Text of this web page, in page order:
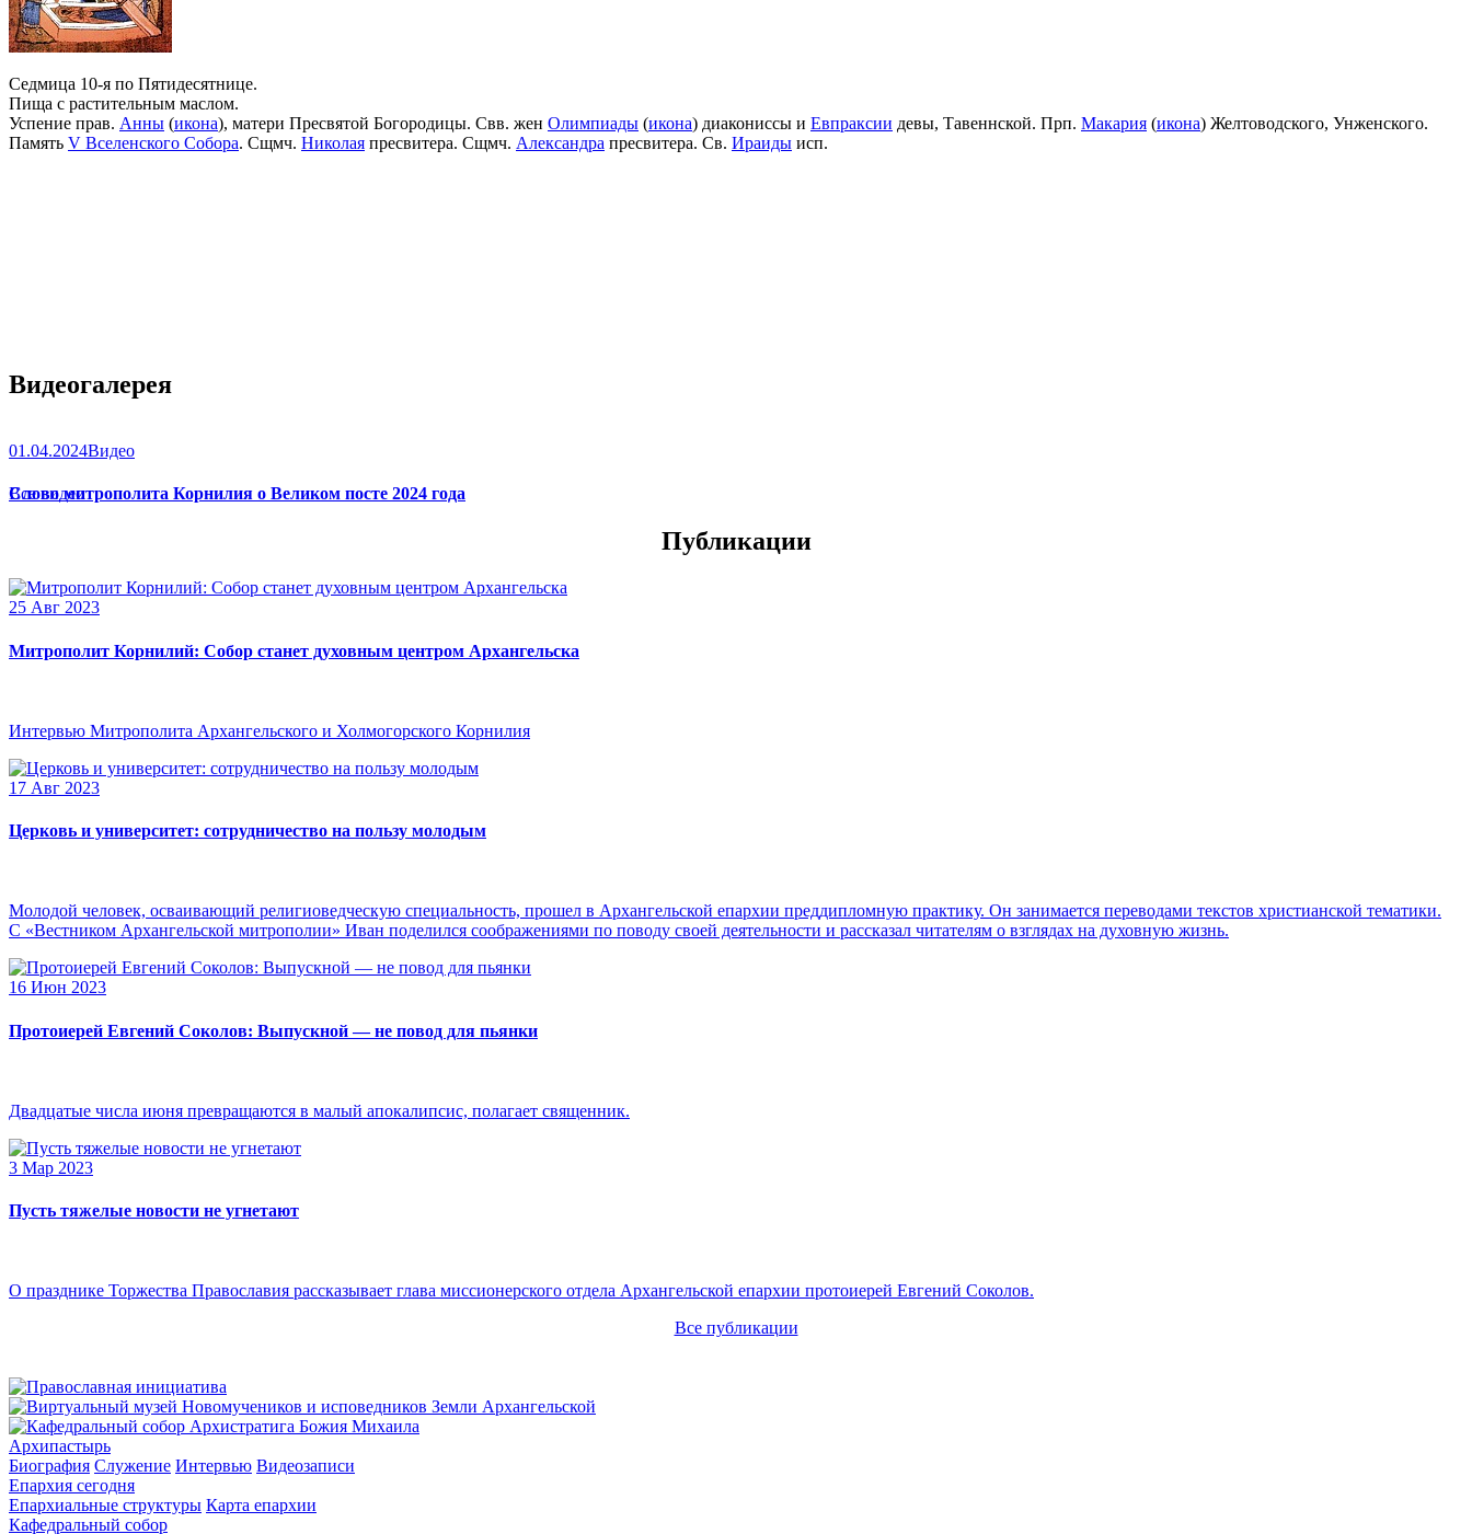
Седмица 10-я по Пятидесятнице.
Пища с растительным маслом.
Успение прав. Анны (икона), матери Пресвятой Богородицы. Свв. жен Олимпиады (икона) диакониссы и Евпраксии девы, Тавеннской. Прп. Макария (икона) Желтоводского, Унженского.
Память V Вселенского Собора. Сщмч. Николая пресвитера. Сщмч. Александра пресвитера. Св. Ираиды исп.
Видеогалерея
01.04.2024Видео
Слово митрополита Корнилия о Великом посте 2024 года
Все видео
Публикации
25 Авг 2023
Митрополит Корнилий: Собор станет духовным центром Архангельска
Интервью Митрополита Архангельского и Холмогорского Корнилия
17 Авг 2023
Церковь и университет: сотрудничество на пользу молодым
Молодой человек, осваивающий религиоведческую специальность, прошел в Архангельской епархии преддипломную практику. Он занимается переводами текстов христианской тематики.
С «Вестником Архангельской митрополии» Иван поделился соображениями по поводу своей деятельности и рассказал читателям о взглядах на духовную жизнь.
16 Июн 2023
Протоиерей Евгений Соколов: Выпускной — не повод для пьянки
Двадцатые числа июня превращаются в малый апокалипсис, полагает священник.
3 Мар 2023
Пусть тяжелые новости не угнетают
О празднике Торжества Православия рассказывает глава миссионерского отдела Архангельской епархии протоиерей Евгений Соколов.
Все публикации
Архипастырь
Биография Служение Интервью Видеозаписи
Епархия сегодня
Епархиальные структуры Карта епархии
Кафедральный собор